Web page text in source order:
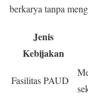
berkarya tanpa
Jenis
Kebijakan
Fasilitas PAUD